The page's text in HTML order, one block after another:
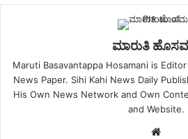
ಮಾರುತಿ
Maruti Basavantappa Hosamani is
News Paper. Sihi Kahi News Daily
His Own News Network and Own
and Website.